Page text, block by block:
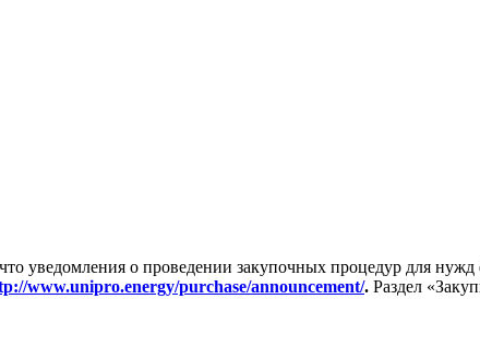
уведомления о проведении закупочных процедур для
www.unipro.energy/purchase/announcement/. Раздел